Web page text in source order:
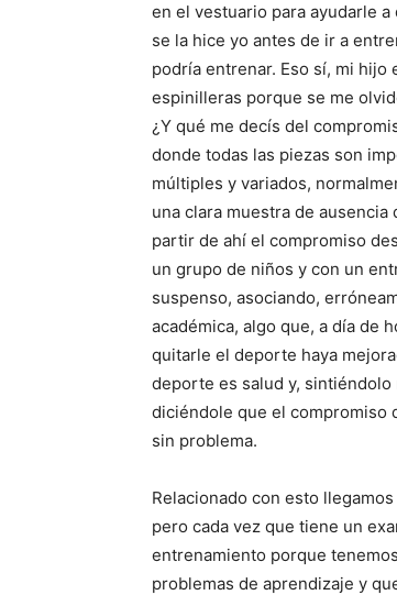
en el vestuario para ayudarle
se la hice yo antes de ir a
podría entrenar. Eso sí, mi
espinilleras porque se me
¿Y qué me decís del
donde todas las piezas son
múltiples y variados,
una clara muestra de ausencia
partir de ahí el compromiso
un grupo de niños y con un
suspenso, asociando,
académica, algo que, a día de
quitarle el deporte haya
deporte es salud y,
diciéndole que el compromiso
sin problema.
Relacionado con esto
pero cada vez que tiene un
entrenamiento porque
problemas de aprendizaje y